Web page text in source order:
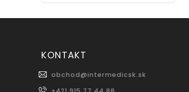
KONTAKT
obchod@intermedicsk.sk